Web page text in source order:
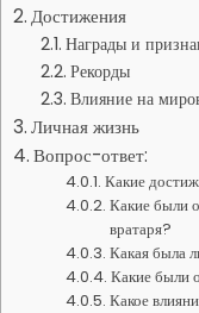
Достижения
Награды и
Рекорды
Влияние на
Личная жизнь
Вопрос-ответ:
Какие
Какие были
вратаря?
Какая была
Какие были
Какое